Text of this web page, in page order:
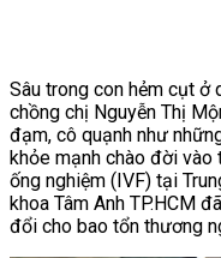
Sâu trong con hẻm cụt ở
chồng chị Nguyễn Thị
đạm, cô quạnh như
khỏe mạnh chào đời
ống nghiệm (IVF) tại
khoa Tâm Anh TP.HCM
đổi cho bao tổn thương